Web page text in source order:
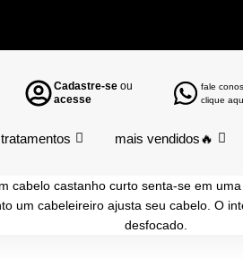
Cadastre-se ou
acesse
fale
clique
tratamentos mais vendidos🔥